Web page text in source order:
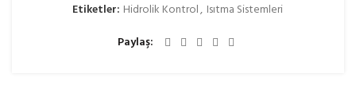
Etiketler: Hidrolik Kontrol, Isıtma Sistemleri
Paylaş